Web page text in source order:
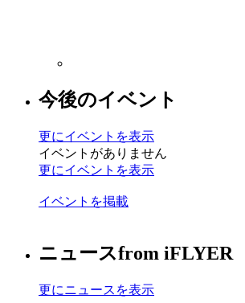
今後のイベント
更にイベントを表示
イベントがありません
更にイベントを表示
イベントを掲載
ニュースfrom iFLYER
更にニュースを表示